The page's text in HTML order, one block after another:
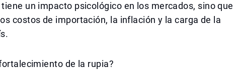
un impacto psicológico en los mercados, sino que
costos de importación, la inflación y la carga de la
de la rupia?